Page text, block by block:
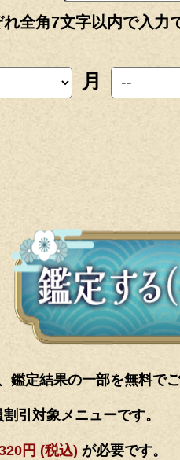
全角7文字以内で入力
月
鑑定結果の一部を無料で
引対象メニューです。
円 (税込) が必要です。